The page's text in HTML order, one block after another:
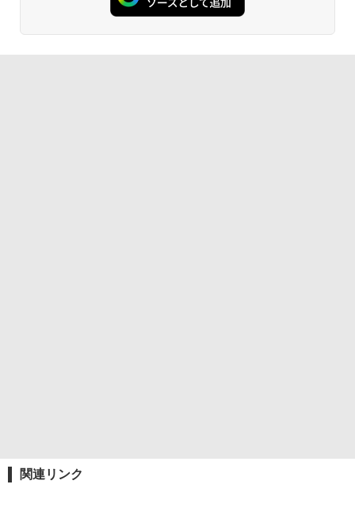
関連リンク